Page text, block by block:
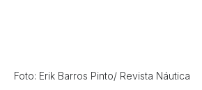
Foto: Erik Barros Pinto/ Revista Náutica